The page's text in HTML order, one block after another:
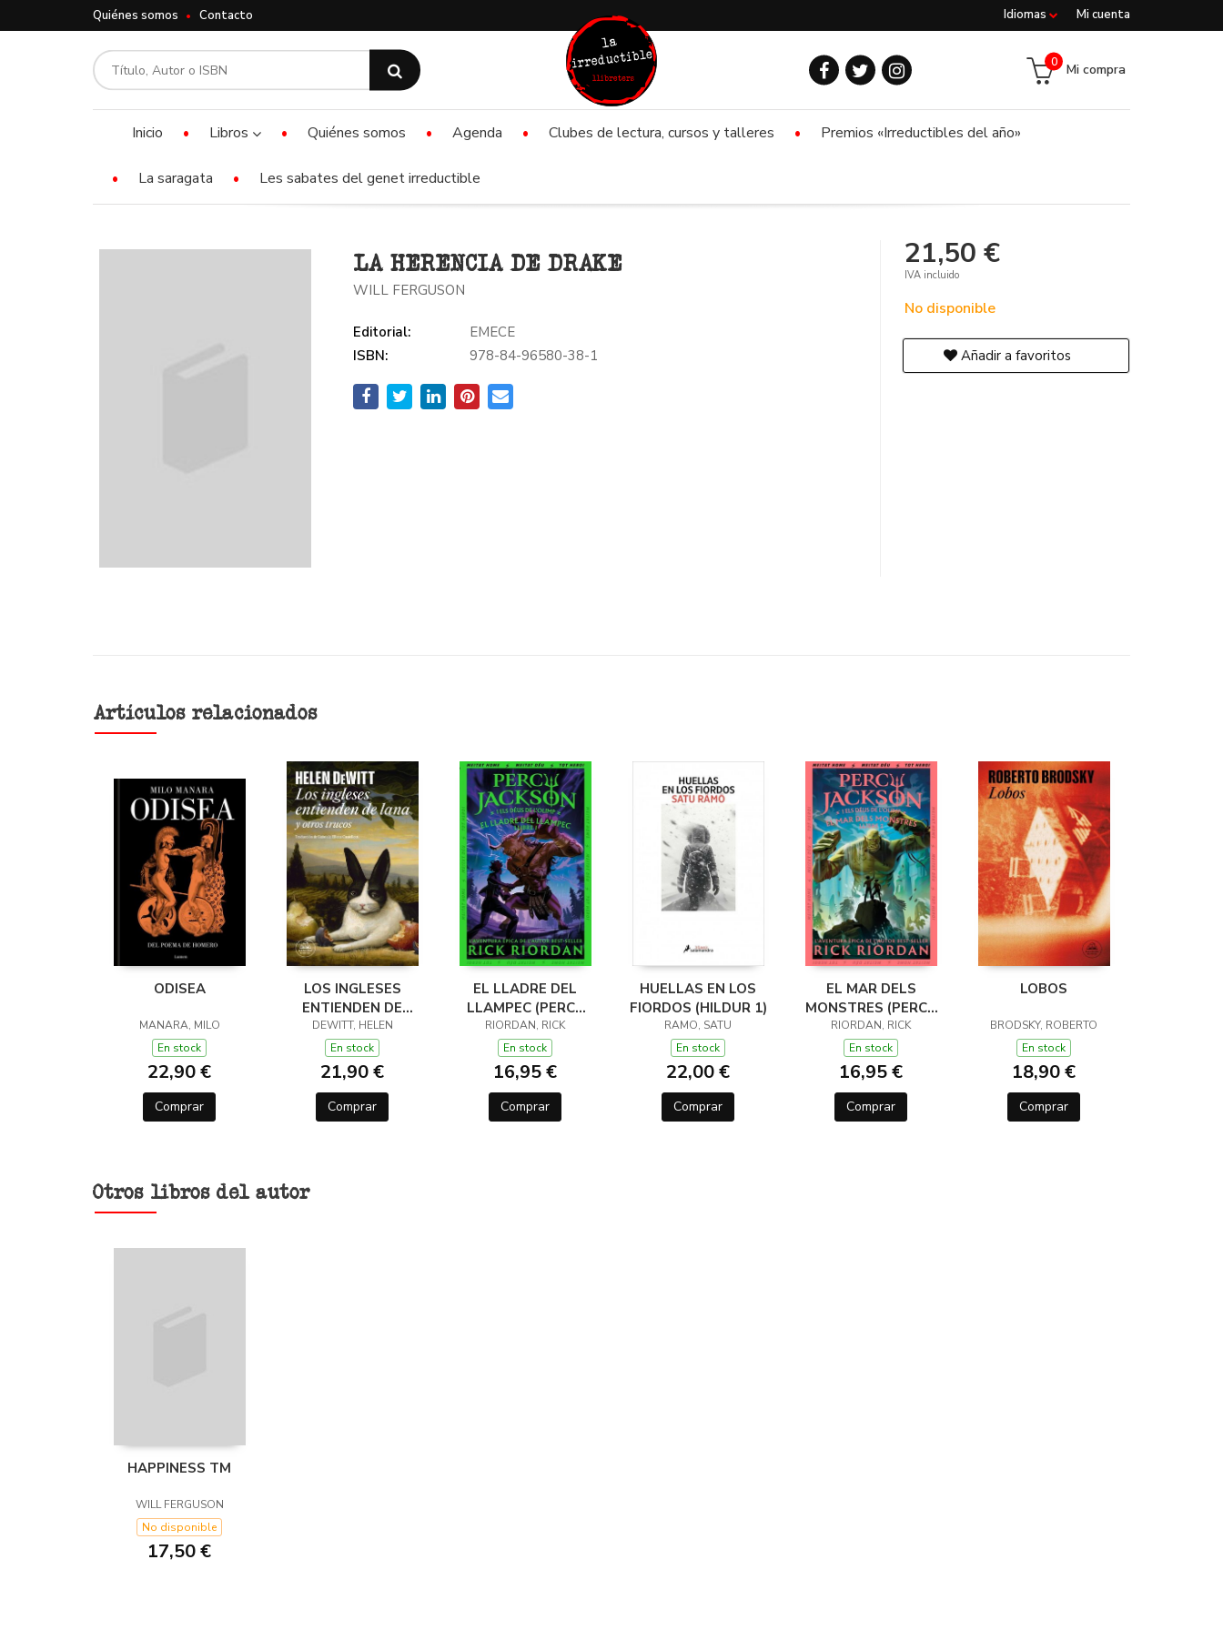
Mi cuenta
Idiomas
Quiénes somos Contacto
Mi compra
0
Inicio Libros Quiénes somos Agenda Clubes de lectura, cursos y talleres Premios «Irreductibles del año»
La saragata Les sabates del genet irreductible
LA HERENCIA DE DRAKE
WILL FERGUSON
Editorial:
EMECE
ISBN:
978-84-96580-38-1
21,50 €
IVA incluido
No disponible
Añadir a favoritos
Artículos relacionados
ODISEA
MANARA, MILO
En stock
22,90 €
Comprar
LOS INGLESES
ENTIENDEN DE
LANA (Y OTROS
TRUCOS)
DEWITT, HELEN
En stock
21,90 €
Comprar
EL LLADRE DEL
LLAMPEC (PERCY
JACKSON I ELS
DÉUS DE L'OLIMP 1)
RIORDAN, RICK
En stock
16,95 €
Comprar
HUELLAS EN LOS
FIORDOS (HILDUR 1)
RAMO, SATU
En stock
22,00 €
Comprar
EL MAR DELS
MONSTRES (PERCY
JACKSON I ELS
DÉUS DE L'OLIMP 2)
RIORDAN, RICK
En stock
16,95 €
Comprar
LOBOS
BRODSKY, ROBERTO
En stock
18,90 €
Comprar
Otros libros del autor
HAPPINESS TM
WILL FERGUSON
No disponible
17,50 €